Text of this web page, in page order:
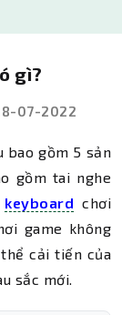
gì?
07-2022
bao gồm 5 sản
gồm tai nghe
keyboard chơi
game không
cải tiến của
sắc mới.